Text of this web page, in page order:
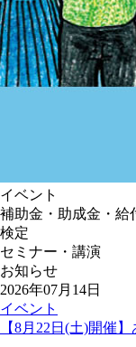
イベント
補助金・助成金・給
検定
セミナー・講演
お知らせ
2026年07月14日
イベント
【8月22日(土)開催